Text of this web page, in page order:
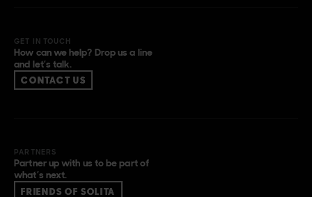
GET IN TOUCH
How can we help? Drop us a line
and let’s talk.
CONTACT US
PARTNERS
Partner up with us to be part of
what’s next.
FRIENDS OF SOLITA